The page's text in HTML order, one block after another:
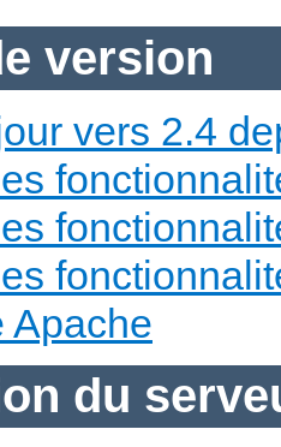
version
vers 2.4
Apache
du